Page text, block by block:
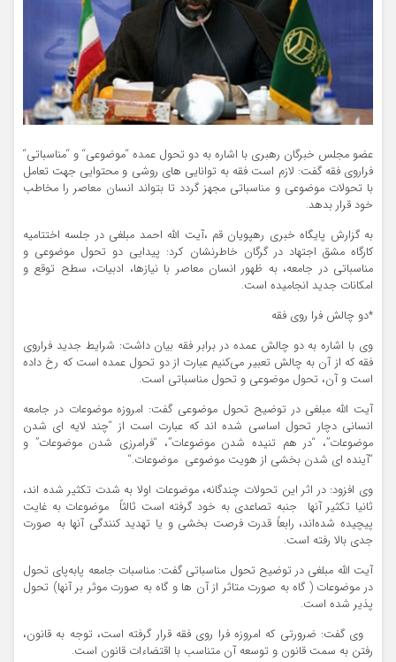
عضو مجلس خبرگان رهبری با اشاره به دو تحول عمده “موضوعی“ و “مناسباتی“
فراروی فقه گفت: لازم است فقه به توانایی های روشی و محتوایی جهت تعامل
با تحولات موضوعی و مناسباتی مجهز گردد تا بتواند انسان معاصر را مخاطب
خود قرار بدهد.
به گزارش پایگاه خبری رهپویان قم ،آیت الله احمد مبلغیدر جلسه اختتامیه
کارگاه مشق اجتهاد در گرگان خاطرنشان کرد: پیدایی دو تحول موضوعی و
مناسباتی در جامعه، به ظهور انسان معاصر با نیازها، ادبیات، سطح توقع و
امکانات جدید انجامیده است.
*دو چالش فرا روی فقه
وی با اشاره به دو چالش عمده در برابر فقه بیان داشت: شرایط جدید فراروی
فقه که از آن به چالش تعبیر می‌کنیم عبارت از دو تحول عمده است که رخ داده
است و آن، تحول موضوعی و تحول مناسباتی است.
آیت الله مبلغی در توضیح تحول موضوعی گفت: امروزه موضوعات در جامعه
انسانی دچار تحول اساسی شده اند که عبارت است از “چند لایه ای شدن
موضوعات”، “در هم تنیده شدن موضوعات”، “فرامرزی شدن موضوعات” و
“آینده ای شدن بخشی از هویت موضوعی موضوعات“.
وی افزود: در اثر این تحولات چندگانه، موضوعات اولا به شدت تکثیر شده اند،
ثانیا تکثیر آنها جنبه تصاعدی به خود گرفته است ثالثاً موضوعات به غایت
پیچیده شده‌اند، رابعاً قدرت فرصت بخشی و یا تهدید کنندگی آنها به صورت
جدی بالا رفته است.
آیت الله مبلغی در توضیح تحول مناسباتی گفت: مناسبات جامعه پابه‌پای تحول
در موضوعات ( گاه به صورت متاثر از آن ها و گاه به صورت موثر بر آنها) تحول
پذیر شده است.
وی گفت: ضرورتی که امروزه فرا روی فقه قرار گرفته است، توجه به قانون،
رفتن به سمت قانون و توسعه آن متناسب با اقتضاءات قانون است.